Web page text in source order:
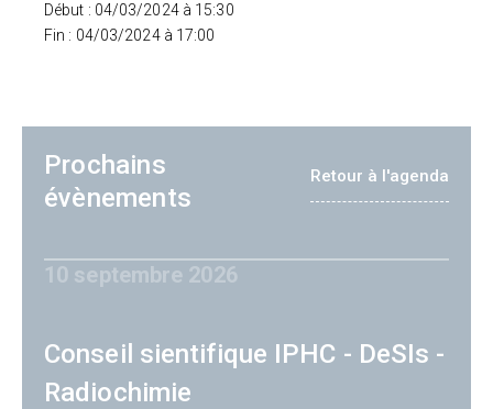
Début : 04/03/2024 à 15:30
Fin : 04/03/2024 à 17:00
Prochains
évènements
Retour à l'agenda
10 septembre 2026
Conseil sientifique IPHC - DeSIs -
Radiochimie